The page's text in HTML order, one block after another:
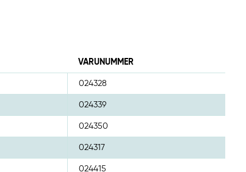
VARUNUMMER
024328
024339
024350
024317
024415